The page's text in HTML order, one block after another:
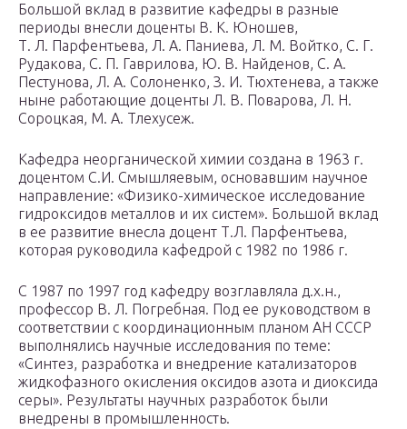
Большой вклад в развитие кафедры в разные
периоды внесли доценты В. К. Юношев,
Т. Л. Парфентьева, Л. А. Паниева, Л. М. Войтко, С. Г.
Рудакова, С. П. Гаврилова, Ю. В. Найденов, С. А.
Пестунова, Л. А. Солоненко, З. И. Тюхтенева, а также
ныне работающие доценты Л. В. Поварова, Л. Н.
Сороцкая, М. А. Тлехусеж.
Кафедра неорганической химии создана в 1963 г.
доцентом С.И. Смышляевым, основавшим научное
направление: «Физико-химическое исследование
гидроксидов металлов и их систем». Большой вклад
в ее развитие внесла доцент Т.Л. Парфентьева,
которая руководила кафедрой с 1982 по 1986 г.
С 1987 по 1997 год кафедру возглавляла д.х.н.,
профессор В. Л. Погребная. Под ее руководством в
соответствии с координационным планом АН СССР
выполнялись научные исследования по теме:
«Синтез, разработка и внедрение катализаторов
жидкофазного окисления оксидов азота и диоксида
серы». Результаты научных разработок были
внедрены в промышленность.